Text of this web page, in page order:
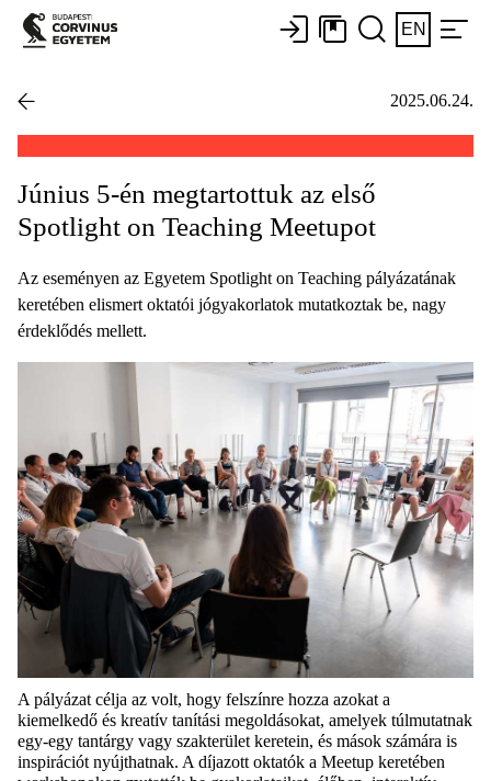
EN
2025.06.24.
Június 5-én megtartottuk az első
Spotlight on Teaching Meetupot
Az eseményen az Egyetem Spotlight on Teaching pályázatának
keretében elismert oktatói jógyakorlatok mutatkoztak be, nagy
érdeklődés mellett.
A pályázat célja az volt, hogy felszínre hozza azokat a
kiemelkedő és kreatív tanítási megoldásokat, amelyek túlmutatnak
egy-egy tantárgy vagy szakterület keretein, és mások számára is
inspirációt nyújthatnak. A díjazott oktatók a Meetup keretében